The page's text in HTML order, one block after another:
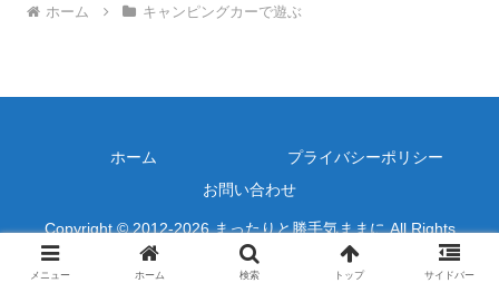
ホーム キャンピングカーで遊ぶ
ホーム
プライバシーポリシー
お問い合わせ
Copyright © 2012-2026 まったりと勝手気ままに All Rights
Reserved.
メニュー ホーム 検索 トップ サイドバー